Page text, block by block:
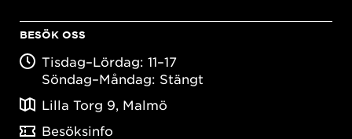
BESÖK OSS
Tisdag–Lördag: 11–17
Söndag–Måndag: Stängt
Lilla Torg 9, Malmö
Besöksinfo